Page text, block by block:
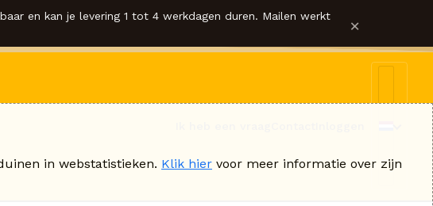
en kan je levering 1 tot 4 werkdagen duren. Mailen werkt ×
in webstatistieken. Klik hier voor meer informatie over zijn